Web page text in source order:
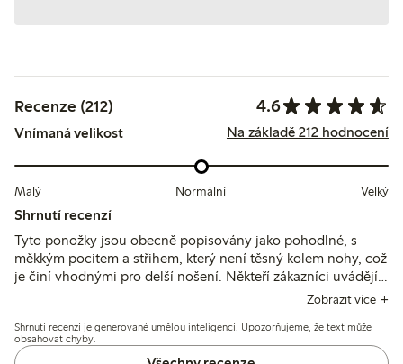
Recenze (212) 4.6
Vnímaná velikost Na základě 212 hodnocení
Malý Normální Velký
Shrnutí recenzí
Tyto ponožky jsou obecně popisovány jako pohodlné, s
měkkým pocitem a střihem, který není těsný kolem nohy, což
je činí vhodnými pro delší nošení. Někteří zákazníci uvádějí
problémy s elasticitou, kvůli které ponožky sklouzávají dolů
tenký nebo výšku lýtka za vyšší, než očekávali.
Zobrazit více
Shrnutí recenzí je generované umělou inteligencí. Upozorňujeme, že text může
obsahovat chyby.